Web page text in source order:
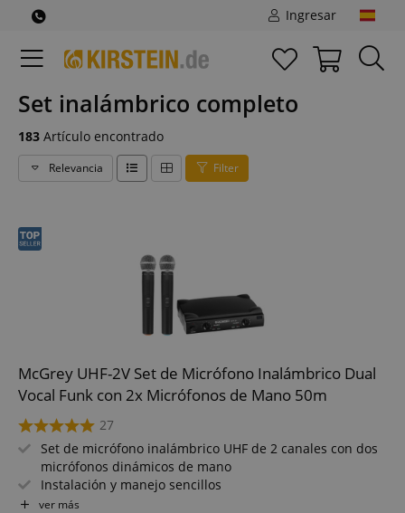
Ingresar
Set inalámbrico completo
183 Artículo encontrado
Relevancia Filter
McGrey UHF-2V Set de Micrófono Inalámbrico Dual
Vocal Funk con 2x Micrófonos de Mano 50m
27
Set de micrófono inalámbrico UHF de 2 canales con dos
micrófonos dinámicos de mano
Instalación y manejo sencillos
Micrófonos optimizados para voz y canto
ver más